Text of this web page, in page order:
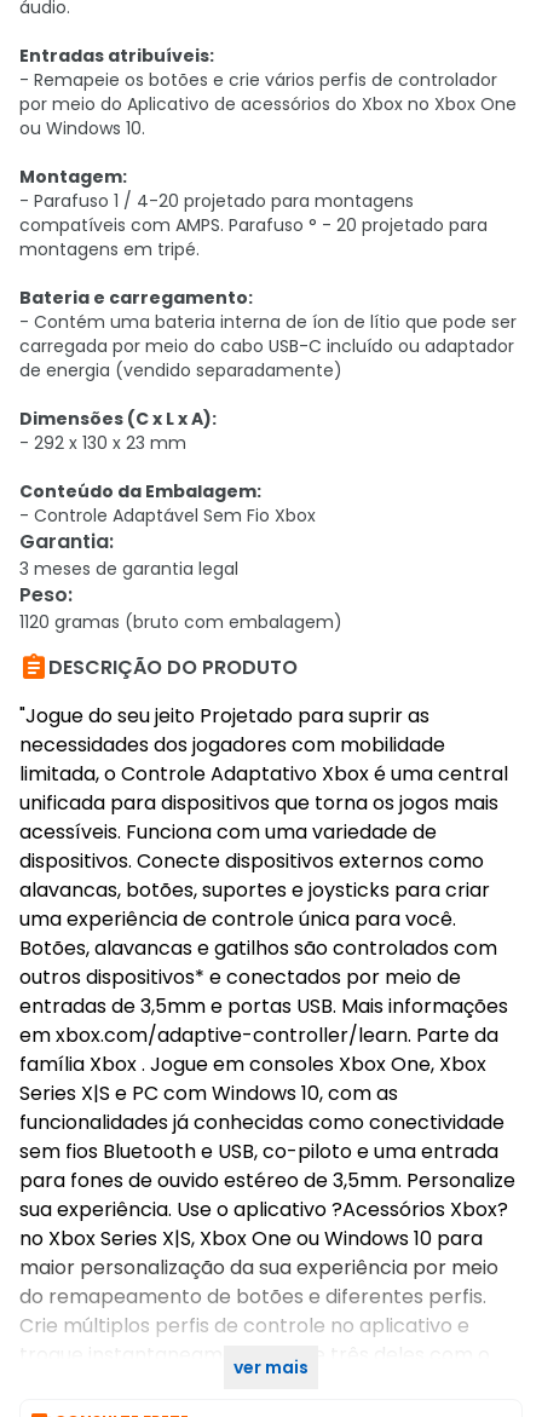
áudio.
Entradas atribuíveis:
- Remapeie os botões e crie vários perfis de controlador
por meio do Aplicativo de acessórios do Xbox no Xbox One
ou Windows 10.
Montagem:
- Parafuso 1 / 4-20 projetado para montagens
compatíveis com AMPS. Parafuso ° - 20 projetado para
montagens em tripé.
Bateria e carregamento:
- Contém uma bateria interna de íon de lítio que pode ser
carregada por meio do cabo USB-C incluído ou adaptador
de energia (vendido separadamente)
Dimensões (C x L x A):
- 292 x 130 x 23 mm
Conteúdo da Embalagem:
- Controle Adaptável Sem Fio Xbox
Garantia:
3 meses de garantia legal
Peso:
1120 gramas (bruto com embalagem)
DESCRIÇÃO DO PRODUTO
"Jogue do seu jeito Projetado para suprir as
necessidades dos jogadores com mobilidade
limitada, o Controle Adaptativo Xbox é uma central
unificada para dispositivos que torna os jogos mais
acessíveis. Funciona com uma variedade de
dispositivos. Conecte dispositivos externos como
alavancas, botões, suportes e joysticks para criar
uma experiência de controle única para você.
Botões, alavancas e gatilhos são controlados com
outros dispositivos* e conectados por meio de
entradas de 3,5mm e portas USB. Mais informações
em xbox.com/adaptive-controller/learn. Parte da
família Xbox . Jogue em consoles Xbox One, Xbox
Series X|S e PC com Windows 10, com as
funcionalidades já conhecidas como conectividade
sem fios Bluetooth e USB, co-piloto e uma entrada
para fones de ouvido estéreo de 3,5mm. Personalize
sua experiência. Use o aplicativo ?Acessórios Xbox?
no Xbox Series X|S, Xbox One ou Windows 10 para
maior personalização da sua experiência por meio
do remapeamento de botões e diferentes perfis.
Crie múltiplos perfis de controle no aplicativo e
troque instantaneamente entre três deles com o
ver mais